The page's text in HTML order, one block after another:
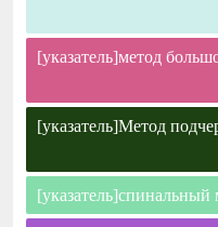
[указатель]метод
[указатель]Метод
[указатель]спинальный